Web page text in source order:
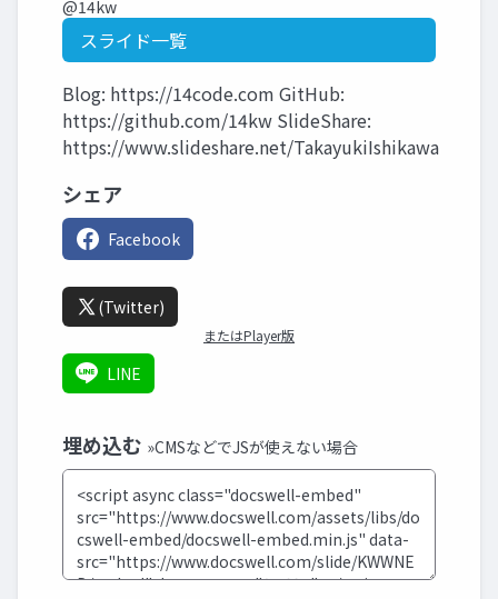
@14kw
スライド一覧
Blog: https://14code.com GitHub:
https://github.com/14kw SlideShare:
https://www.slideshare.net/TakayukiIshikawa
シェア
Facebook
(Twitter)
またはPlayer版
LINE
埋め込む »CMSなどでJSが使えない場合